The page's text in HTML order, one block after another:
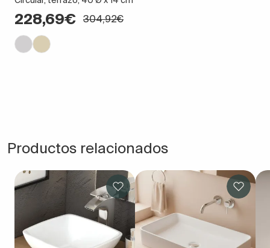
228,69€ 304,92€
Productos relacionados